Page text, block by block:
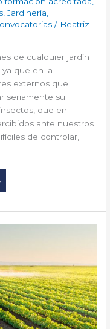
,Jardinería,
/ Beatriz
de cualquier jardín
que en la
externos que
seriamente su
que en
ante nuestros
de controlar,